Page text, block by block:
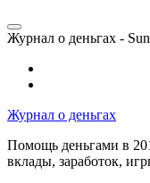
Журнал о деньгах -
банка
24
для
взять
WebMoney?
Журнал о деньгах
Помощь деньгами в
вклады, заработок,